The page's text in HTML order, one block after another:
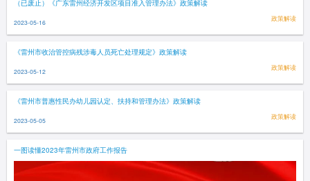
（已废止）《广东雷州经济开发区项目准入管理办法》政策解读
2023-05-16 政策解读
《雷州市收治管控病残涉毒人员死亡处理规定》政策解读
2023-05-12 政策解读
《雷州市普惠性民办幼儿园认定、扶持和管理办法》政策解读
2023-05-05 政策解读
一图读懂2023年雷州市政府工作报告